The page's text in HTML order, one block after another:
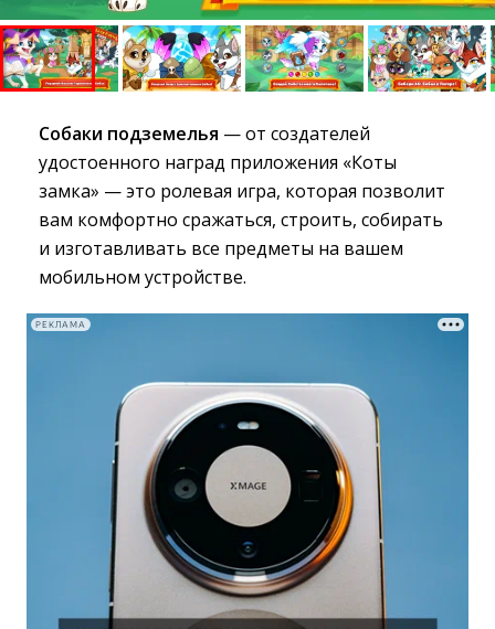
Собаки подземелья — от создателей
удостоенного наград приложения «Коты
замка» — это ролевая игра, которая позволит
вам комфортно сражаться, строить, собирать
и изготавливать все предметы на вашем
мобильном устройстве.
РЕКЛАМА